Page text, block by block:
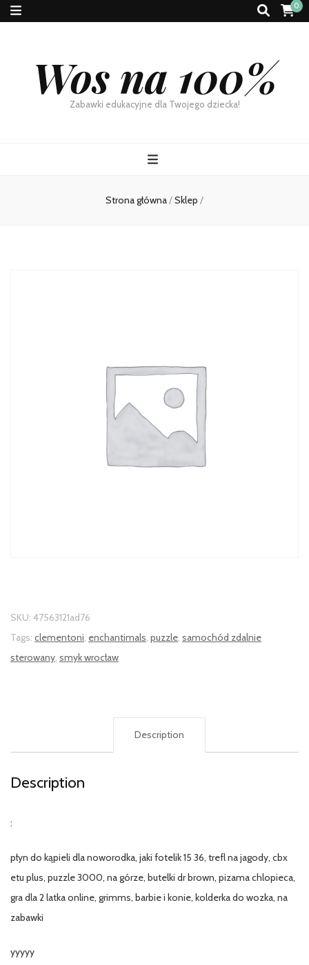
0
Wos na 100%
Zabawki edukacyjne dla Twojego dziecka!
Strona główna/Sklep /
SKU: 47563121ad76
Tags: clementoni, enchantimals, puzzle, samochód zdalnie
sterowany, smyk wrocław
Description
Description
:
płyn do kąpieli dla noworodka, jaki fotelik 15 36, trefl na jagody, cbx
etu plus, puzzle 3000, na górze, butelki dr brown, pizama chlopieca,
gra dla 2 latka online, grimms, barbie i konie, kolderka do wozka, na
zabawki
yyyyy